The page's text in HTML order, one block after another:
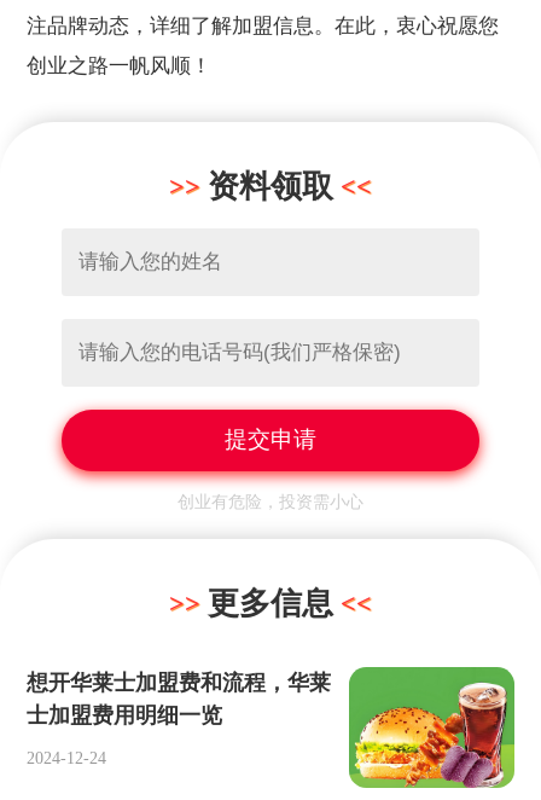
注品牌动态，详细了解加盟信息。在此，衷心祝愿您
创业之路一帆风顺！
资料领取
创业有危险，投资需小心
更多信息
想开华莱士加盟费和流程，华莱
士加盟费用明细一览
2024-12-24